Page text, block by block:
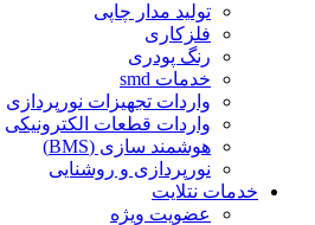
تولید مدار چاپی
فلزکاری
رنگ پودری
خدمات smd
واردات تجهیزات نورپردازی
واردات قطعات الکترونیکی
هوشمند سازی (BMS)
نورپردازی و روشنایی
خدمات نتلایت
عضویت ویژه